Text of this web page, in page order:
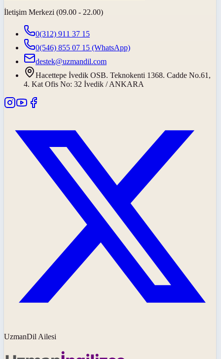
İletişim Merkezi (09.00 - 22.00)
0(312) 911 37 15
0(546) 855 07 15 (WhatsApp)
destek@uzmandil.com
Hacettepe İvedik OSB. Teknokenti 1368. Cadde No.61,
4. Kat Ofis No: 32 İvedik / ANKARA
UzmanDil Ailesi